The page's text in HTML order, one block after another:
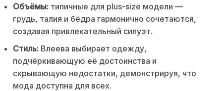
Объёмы: типичные для plus-size модели —
грудь, талия и бёдра гармонично сочетаются,
создавая привлекательный силуэт.
Стиль: Влеева выбирает одежду,
подчёркивающую её достоинства и
скрывающую недостатки, демонстрируя, что
мода доступна для всех.